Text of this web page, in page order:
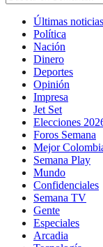
Últimas noticias
Política
Nación
Dinero
Deportes
Opinión
Impresa
Jet Set
Elecciones
Foros Semana
Mejor
Semana Play
Mundo
Confidenciales
Semana TV
Gente
Especiales
Arcadia